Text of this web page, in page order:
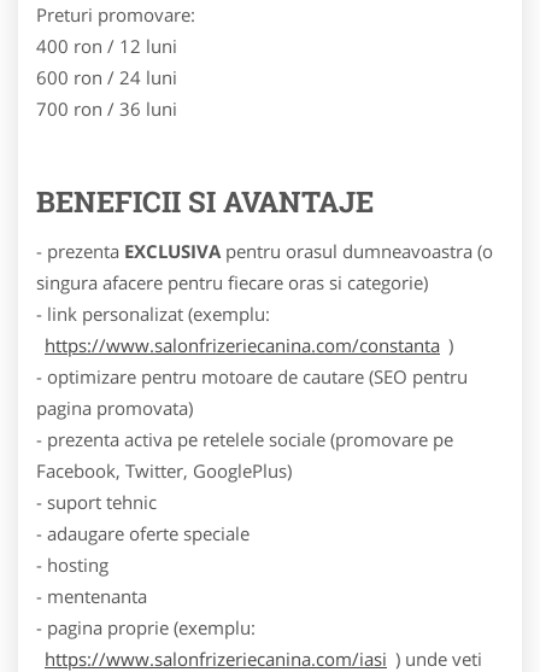
Preturi promovare:
400 ron / 12 luni
600 ron / 24 luni
700 ron / 36 luni
BENEFICII SI AVANTAJE
- prezenta EXCLUSIVA pentru orasul dumneavoastra (o
singura afacere pentru fiecare oras si categorie)
- link personalizat (exemplu:
https://www.salonfrizeriecanina.com/constanta )
- optimizare pentru motoare de cautare (SEO pentru
pagina promovata)
- prezenta activa pe retelele sociale (promovare pe
Facebook, Twitter, GooglePlus)
- suport tehnic
- adaugare oferte speciale
- hosting
- mentenanta
- pagina proprie (exemplu:
https://www.salonfrizeriecanina.com/iasi ) unde veti